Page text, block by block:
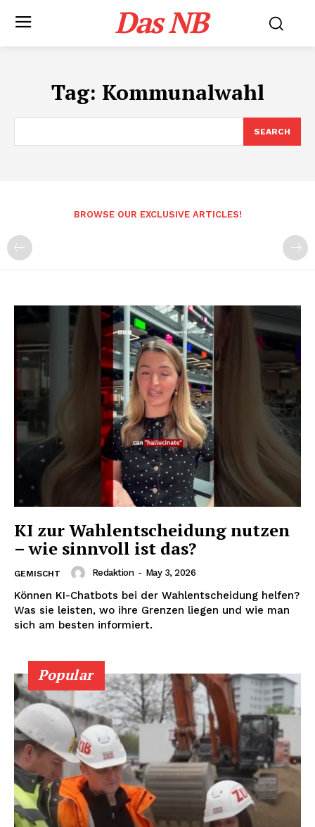
Das NB
Tag: Kommunalwahl
SEARCH
BROWSE OUR EXCLUSIVE ARTICLES!
KI zur Wahlentscheidung nutzen
– wie sinnvoll ist das?
GEMISCHT Redaktion - May 3, 2026
Können KI-Chatbots bei der Wahlentscheidung helfen?
Was sie leisten, wo ihre Grenzen liegen und wie man
sich am besten informiert.
Popular